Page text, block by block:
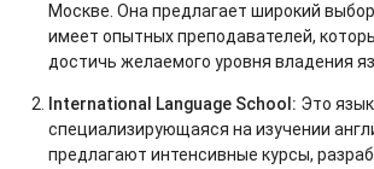
Москве. Она предлагает широкий
имеет опытных преподавателей,
достичь желаемого уровня владения
International Language School: Это
специализирующаяся на изучении
предлагают интенсивные курсы,